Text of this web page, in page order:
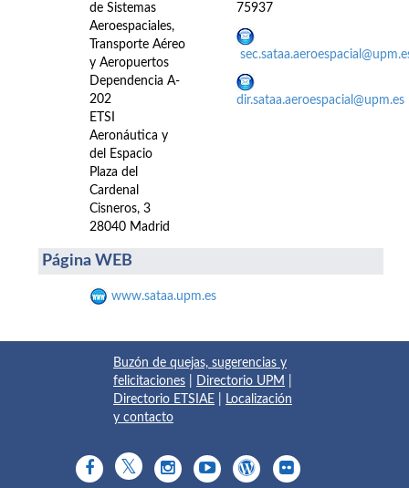
de Sistemas
Aeroespaciales,
Transporte Aéreo
y Aeropuertos
Dependencia A-
202
ETSI
Aeronáutica y
del Espacio
Plaza del
Cardenal
Cisneros, 3
28040 Madrid
75937
dir.sataa.aeroespacial@upm.es
Página WEB
www.sataa.upm.es
Buzón de quejas, sugerencias y
felicitaciones
Directorio UPM
Directorio ETSIAE
Localización
y contacto